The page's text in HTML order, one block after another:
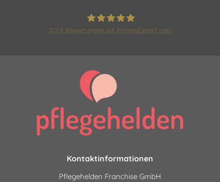
|24 Stunden Pflege und
3124 Bewertungen auf ProvenExpert.com
Kontaktinformationen
Pflegehelden Franchise GmbH